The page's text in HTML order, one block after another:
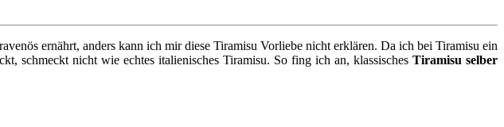
ernährt, anders kann ich mir diese Tiramisu Vorliebe nicht erklären. Da ich bei Tiramisu ein
schmeckt nicht wie echtes italienisches Tiramisu. So fing ich an, klassisches Tiramisu selber